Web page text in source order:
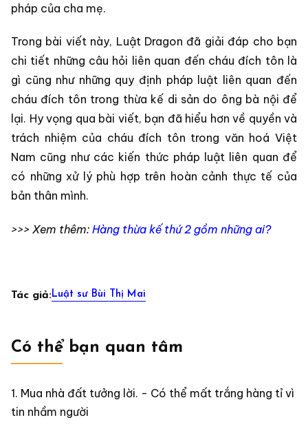
pháp của cha mẹ.
Trong bài viết này, Luật Dragon đã giải đáp cho bạn
chi tiết những câu hỏi liên quan đến cháu đích tôn là
gì cũng như những quy định pháp luật liên quan đến
cháu đích tôn trong thừa kế di sản do ông bà nội để
lại. Hy vọng qua bài viết, bạn đã hiểu hơn về quyền và
trách nhiệm của cháu đích tôn trong văn hoá Việt
Nam cũng như các kiến thức pháp luật liên quan để
có những xử lý phù hợp trên hoàn cảnh thực tế của
bản thân mình.
>>> Xem thêm: Hàng thừa kế thứ 2 gồm những ai?
Tác giả:Luật sư Bùi Thị Mai
Có thể bạn quan tâm
Mua nhà đất tưởng lời. - Có thể mất trắng hàng tỉ vì
tin nhầm người